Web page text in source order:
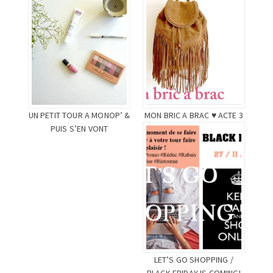
UN PETIT TOUR A MONOP’ &
PUIS S’EN VONT
MON BRIC A BRAC ♥ ACTE 3
LET’S GO SHOPPING /